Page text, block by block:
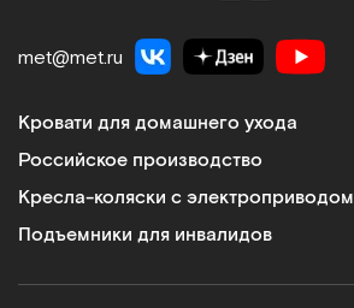
met@met.ru
Кровати для домашнего ухода
Российское производство
Кресла-коляски с электроприводом
Подъемники для инвалидов